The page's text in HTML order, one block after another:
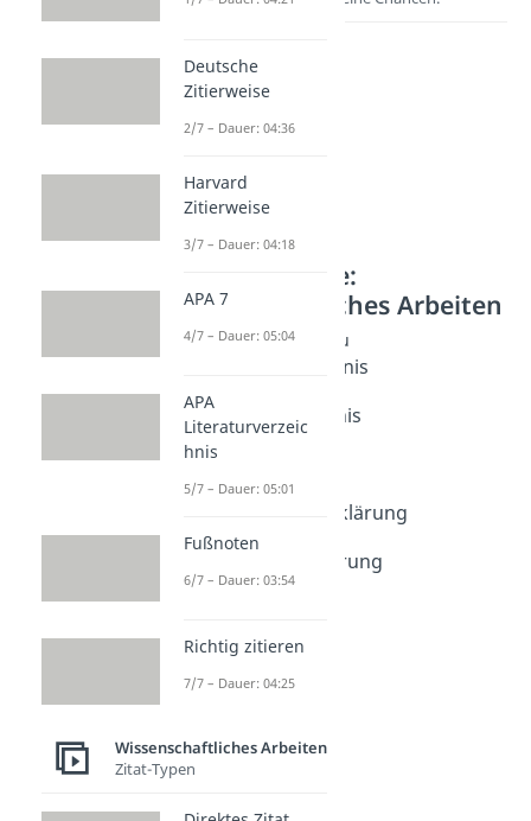
Weitere Inhalte:
Wissenschaftliches Arbeiten
Abschlussarbeit Aufbau
Abkürzungsverzeichnis
Dauer: 03:18
Abbildungsverzeichnis
Anhangsverzeichnis
Dauer: 04:08
Eigenständigkeitserklärung
Dauer: 03:04
Eidesstattliche Erklärung
Dauer: 03:16
Deutsche
Zitierweise
2/7 – Dauer: 04:36
Harvard
Zitierweise
3/7 – Dauer: 04:18
APA 7
4/7 – Dauer: 05:04
APA
Literaturverzeic
hnis
5/7 – Dauer: 05:01
Fußnoten
6/7 – Dauer: 03:54
Richtig zitieren
7/7 – Dauer: 04:25
Wissenschaftliches Arbeiten
Zitat-Typen